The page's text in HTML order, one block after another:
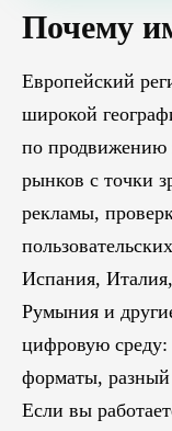
Почему
Европейский
широкой
по продвижению
рынков с точки
рекламы,
Испания,
Румыния и
цифровую среду:
форматы, разный
Если вы